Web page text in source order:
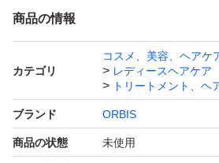
遅くなる場合もございますがご理解
再出品、専用出品可→お気軽にご質
商品の情報
カテゴリ
コスメ、美容、ヘアケ
レディースヘアケア
トリートメント、ヘ
ブランド ORBIS
商品の状態 未使用